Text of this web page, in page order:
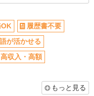
OK
履歴書不要
が活かせる
高収入・高額
もっと見る